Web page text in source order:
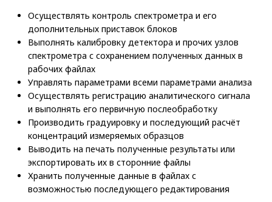
Осуществлять контроль спектрометра и его
дополнительных приставок блоков
Выполнять калибровку детектора и прочих узлов
спектрометра с сохранением полученных данных в
рабочих файлах
Управлять параметрами всеми параметрами анализа
Осуществлять регистрацию аналитического сигнала
и выполнять его первичную послеобработку
Производить градуировку и последующий расчёт
концентраций измеряемых образцов
Выводить на печать полученные результаты или
экспортировать их в сторонние файлы
Хранить полученные данные в файлах с
возможностью последующего редактирования